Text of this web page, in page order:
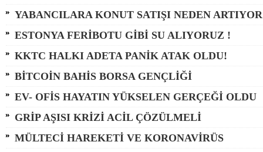
YABANCILARA KONUT SATIŞI NEDEN
ESTONYA FERİBOTU GİBİ SU ALIYORUZ !
KKTC HALKI ADETA PANİK ATAK OLDU!
BİTCOİN BAHİS BORSA GENÇLİĞİ
EV- OFİS HAYATIN YÜKSELEN GERÇEĞİ OLDU
GRİP AŞISI KRİZİ ACİL ÇÖZÜLMELİ
MÜLTECİ HAREKETİ VE KORONAVİRÜS